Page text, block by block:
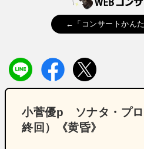
←「コンサートかん
小菅優p ソナタ・プ
終回）《黄昏》